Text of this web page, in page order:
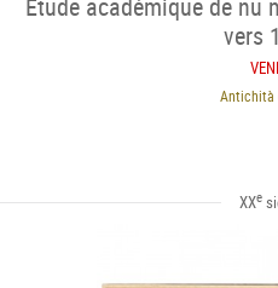
vers
Antichità
XXe